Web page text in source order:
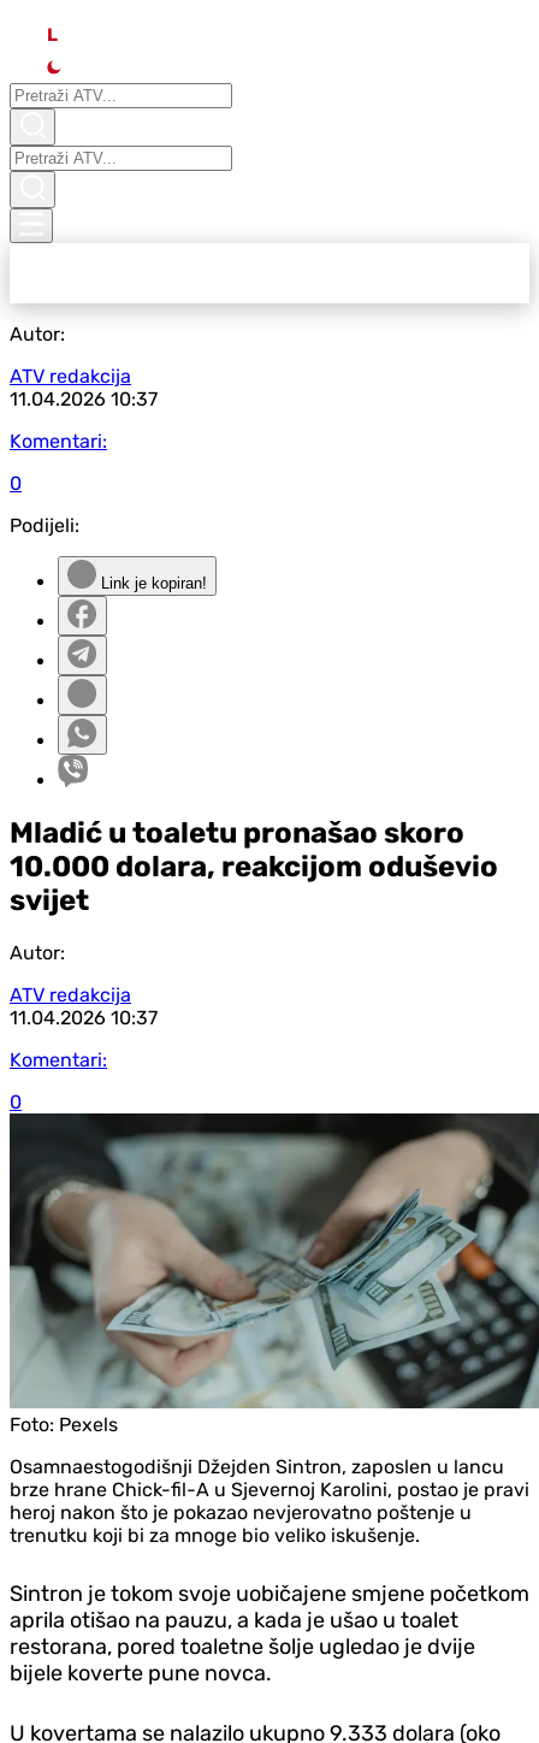
L
Autor:
ATV redakcija
11.04.2026 10:37
Komentari:
0
Podijeli:
Link je kopiran!
Mladić u toaletu pronašao skoro
10.000 dolara, reakcijom oduševio
svijet
Autor:
ATV redakcija
11.04.2026 10:37
Komentari:
0
Foto: Pexels
Osamnaestogodišnji Džejden Sintron, zaposlen u lancu
brze hrane Chick-fil-A u Sjevernoj Karolini, postao je pravi
heroj nakon što je pokazao nevjerovatno poštenje u
trenutku koji bi za mnoge bio veliko iskušenje.
Sintron je tokom svoje uobičajene smjene početkom
aprila otišao na pauzu, a kada je ušao u toalet
restorana, pored toaletne šolje ugledao je dvije
bijele koverte pune novca.
U kovertama se nalazilo ukupno 9.333 dolara (oko